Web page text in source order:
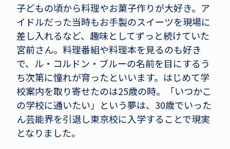
子どもの頃から料理やお菓子作りが大好き。ア
イドルだった当時もお手製のスイーツを現場に
差し入れるなど、趣味としてずっと続けていた
宮前さん。料理番組や料理本を見るのも好き
で、ル・コルドン・ブルーの名前を目にするう
ち次第に憧れが育ったといいます。はじめて学
校案内を取り寄せたのは25歳の時。「いつかこ
の学校に通いたい」という夢は、30歳でいった
ん芸能界を引退し東京校に入学することで現実
となりました。